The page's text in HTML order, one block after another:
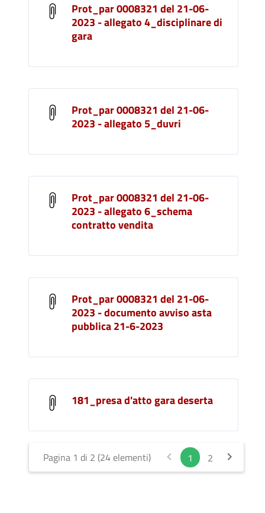
Prot_par 0008321 del 21-06-
2023 - allegato 4_disciplinare di
gara
Prot_par 0008321 del 21-06-
2023 - allegato 5_duvri
Prot_par 0008321 del 21-06-
2023 - allegato 6_schema
contratto vendita
Prot_par 0008321 del 21-06-
2023 - documento avviso asta
pubblica 21-6-2023
181_presa d'atto gara deserta
Pagina 1 di 2 (24 elementi) 1 2